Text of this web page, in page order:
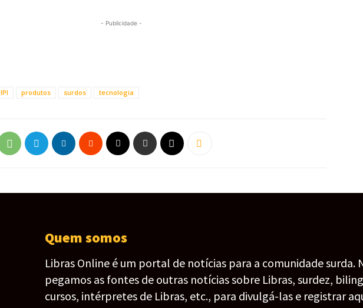
- Publicidade -
IPI produtos surdos tecnologia
Quem somos
Libras Online é um portal de notícias para a comunidade surda.
pegamos as fontes de outras notícias sobre Libras, surdez,
cursos, intérpretes de Libras, etc., para divulgá-las e registrar